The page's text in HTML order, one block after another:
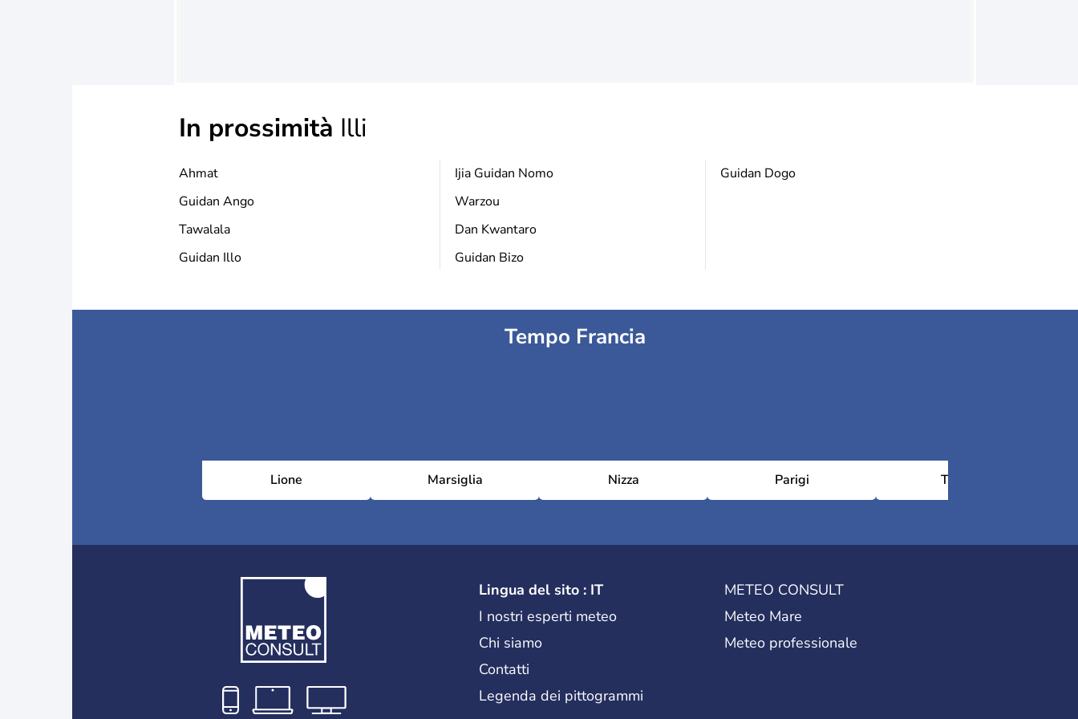
In prossimità Illi
Ahmat
Guidan Ango
Tawalala
Guidan Illo
Ijia Guidan Nomo
Warzou
Dan Kwantaro
Guidan Bizo
Guidan Dogo
Tempo Francia
Lione Marsiglia Nizza Parigi Tolosa
Lingua del sito : IT
I nostri esperti meteo
Chi siamo
Contatti
Legenda dei pittogrammi
METEO CONSULT
Meteo Mare
Meteo professionale